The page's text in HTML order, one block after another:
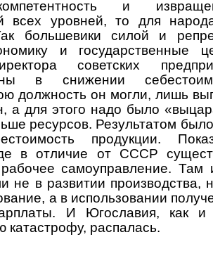
и
всех уровней, то для
большевики силой и
и государственные
советских
в снижении
должность он могли, лишь
а для этого надо было
ресурсов. Результатом
продукции.
в отличие от СССР
самоуправление. Там
не в развитии производства,
а в использовании
И Югославия, как и
катастрофу, распалась.